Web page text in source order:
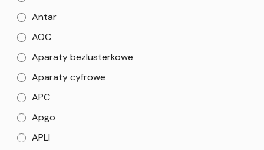
Antar
AOC
Aparaty bezlusterkowe
Aparaty cyfrowe
APC
Apgo
APLI